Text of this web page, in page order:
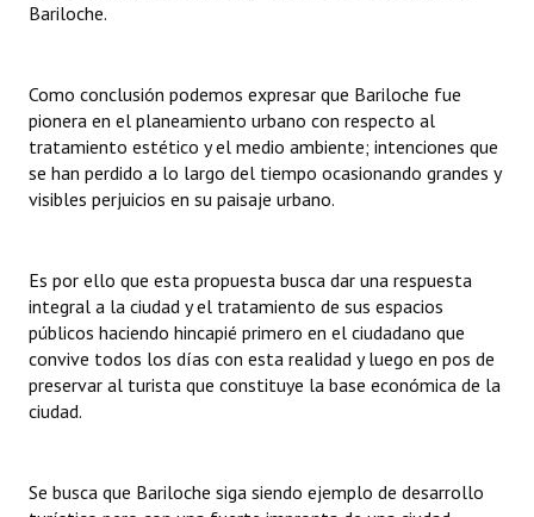
Bariloche.
Como conclusión podemos expresar que Bariloche fue
pionera en el planeamiento urbano con respecto al
tratamiento estético y el medio ambiente; intenciones que
se han perdido a lo largo del tiempo ocasionando grandes y
visibles perjuicios en su paisaje urbano.
Es por ello que esta propuesta busca dar una respuesta
integral a la ciudad y el tratamiento de sus espacios
públicos haciendo hincapié primero en el ciudadano que
convive todos los días con esta realidad y luego en pos de
preservar al turista que constituye la base económica de la
ciudad.
Se busca que Bariloche siga siendo ejemplo de desarrollo